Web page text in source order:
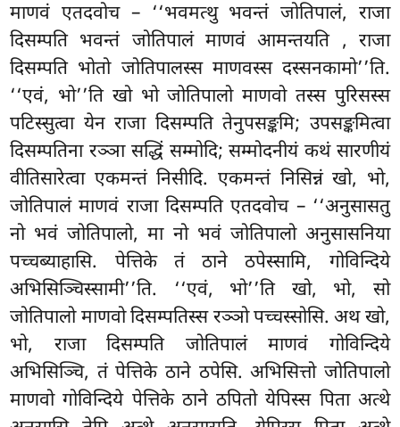
माणवं एतदवोच – ‘‘भवमत्थु भवन्तं जोतिपालं, राजा
दिसम्पति भवन्तं जोतिपालं माणवं आमन्तयति , राजा
दिसम्पति भोतो जोतिपालस्स माणवस्स दस्सनकामो’’ति.
‘‘एवं, भो’’ति खो भो जोतिपालो माणवो तस्स पुरिसस्स
पटिस्सुत्वा येन राजा दिसम्पति तेनुपसङ्कमि; उपसङ्कमित्वा
दिसम्पतिना रञ्ञा सद्धिं सम्मोदि; सम्मोदनीयं कथं सारणीयं
वीतिसारेत्वा एकमन्तं निसीदि. एकमन्तं निसिन्नं खो, भो,
जोतिपालं माणवं राजा दिसम्पति एतदवोच – ‘‘अनुसासतु
नो भवं जोतिपालो, मा नो भवं जोतिपालो अनुसासनिया
पच्चब्याहासि. पेत्तिके तं ठाने ठपेस्सामि, गोविन्दिये
अभिसिञ्चिस्सामी’’ति. ‘‘एवं, भो’’ति खो, भो, सो
जोतिपालो माणवो दिसम्पतिस्स रञ्ञो पच्चस्सोसि. अथ खो,
भो, राजा दिसम्पति जोतिपालं माणवं गोविन्दिये
अभिसिञ्चि, तं पेत्तिके ठाने ठपेसि. अभिसित्तो जोतिपालो
माणवो गोविन्दिये पेत्तिके ठाने ठपितो येपिस्स पिता अत्थे